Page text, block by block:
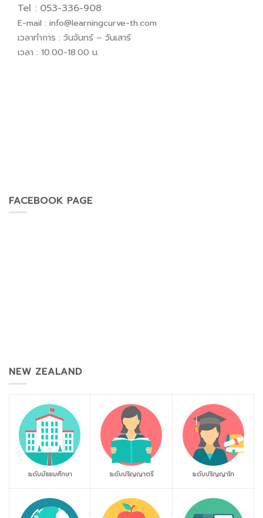
Tel : 053-336-908
E-mail : info@learningcurve-th.com
เวลาทำการ : วันจันทร์ – วันเสาร์
เวลา : 10.00-18.00 น.
FACEBOOK PAGE
NEW ZEALAND
ระดับมัธยมศึกษา ระดับปริญญาตรี ระดับปริญญาโท